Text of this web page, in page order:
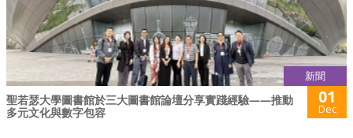
新聞
聖若瑟大學圖書館於三大圖書館論壇分享實踐經驗——推動
多元文化與數字包容
01
Dec